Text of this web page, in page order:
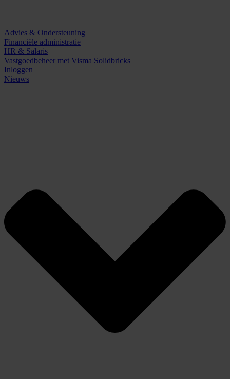
Advies & Ondersteuning
Financiële administratie
HR & Salaris
Vastgoedbeheer met Visma Solidbricks
Inloggen
Nieuws